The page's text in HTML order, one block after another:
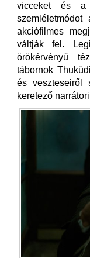
vicceket és a
szemléletmódot
akciófilmes
váltják fel.
örökérvényű
tábornok
és veszteseiről
keretező